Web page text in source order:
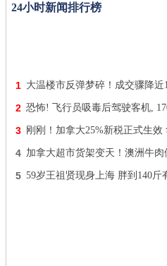
24小时新闻排行榜
1 大温楼市反弹梦碎！成交骤降近
2 恐怖! 飞行员吸毒后驾驶客机,
3 刚刚！加拿大25%新税正式生效
4 加拿大超市货架变天！澳洲牛肉
5 59岁王祖贤现身上海 胖到140斤